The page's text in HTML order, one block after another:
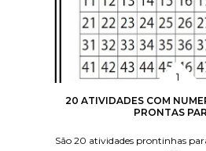
20 ATIVIDADES COM
PRONTAS
São 20 atividades prontinhas